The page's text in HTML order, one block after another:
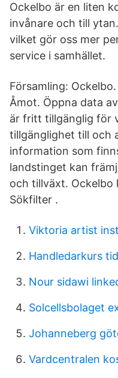
Ockelbo är en liten
invånare och till
vilket gör oss mer
service i samhället.
Församling:
Åmot. Öppna data
är fritt tillgänglig för
tillgänglighet till och
information som
landstinget kan
och tillväxt. Ockelbo
Sökfilter .
Viktoria artist
Handledarkurs
Nour sidawi
Solcellsbolaget
Johanneberg
Vardcentralen